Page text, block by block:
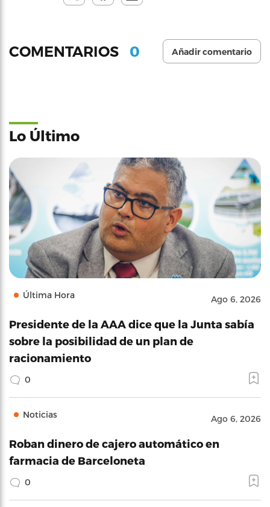
COMENTARIOS 0 Añadir comentario
Lo Último
Última Hora Ago 6, 2026
Presidente de la AAA dice que la Junta sabía
sobre la posibilidad de un plan de
racionamiento
0
Noticias Ago 6, 2026
Roban dinero de cajero automático en
farmacia de Barceloneta
0